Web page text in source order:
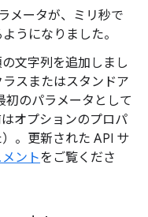
メータが、ミリ秒で
うになりました。
文字列を追加しまし
スまたはスタンドア
初のパラメータとして
オプションのプロパ
。更新された API サ
ントをご覧くださ